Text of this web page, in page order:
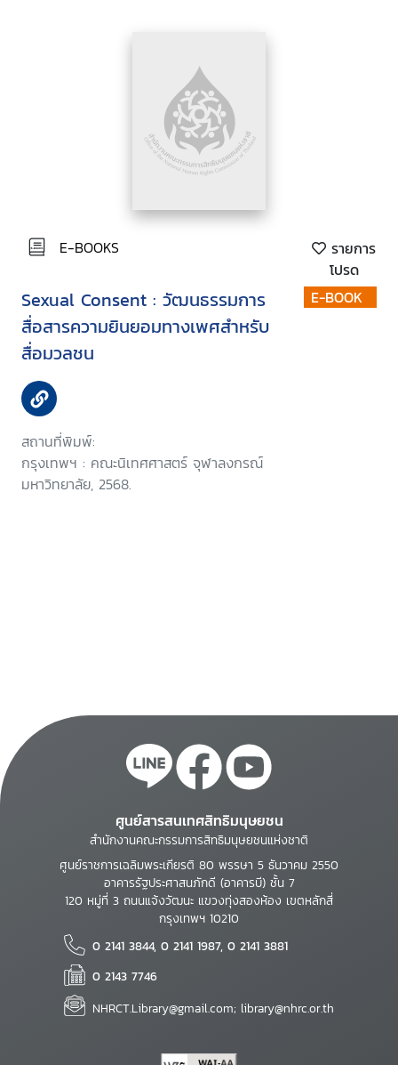
E-BOOKS
รายการ
โปรด
Sexual Consent : วัฒนธรรมการ
สื่อสารความยินยอมทางเพศสำหรับ
สื่อมวลชน
สถานที่พิมพ์:
กรุงเทพฯ : คณะนิเทศศาสตร์ จุฬาลงกรณ์
มหาวิทยาลัย, 2568.
E-BOOK
ศูนย์สารสนเทศสิทธิมนุษยชน
สำนักงานคณะกรรมการสิทธิมนุษยชนแห่งชาติ
ศูนย์ราชการเฉลิมพระเกียรติ 80 พรรษา 5 ธันวาคม 2550
อาคารรัฐประศาสนภักดี (อาคารบี) ชั้น 7
120 หมู่ที่ 3 ถนนแจ้งวัฒนะ แขวงทุ่งสองห้อง เขตหลักสี่
กรุงเทพฯ 10210
0 2141 3844, 0 2141 1987, 0 2141 3881
0 2143 7746
NHRCT.Library@gmail.com; library@nhrc.or.th